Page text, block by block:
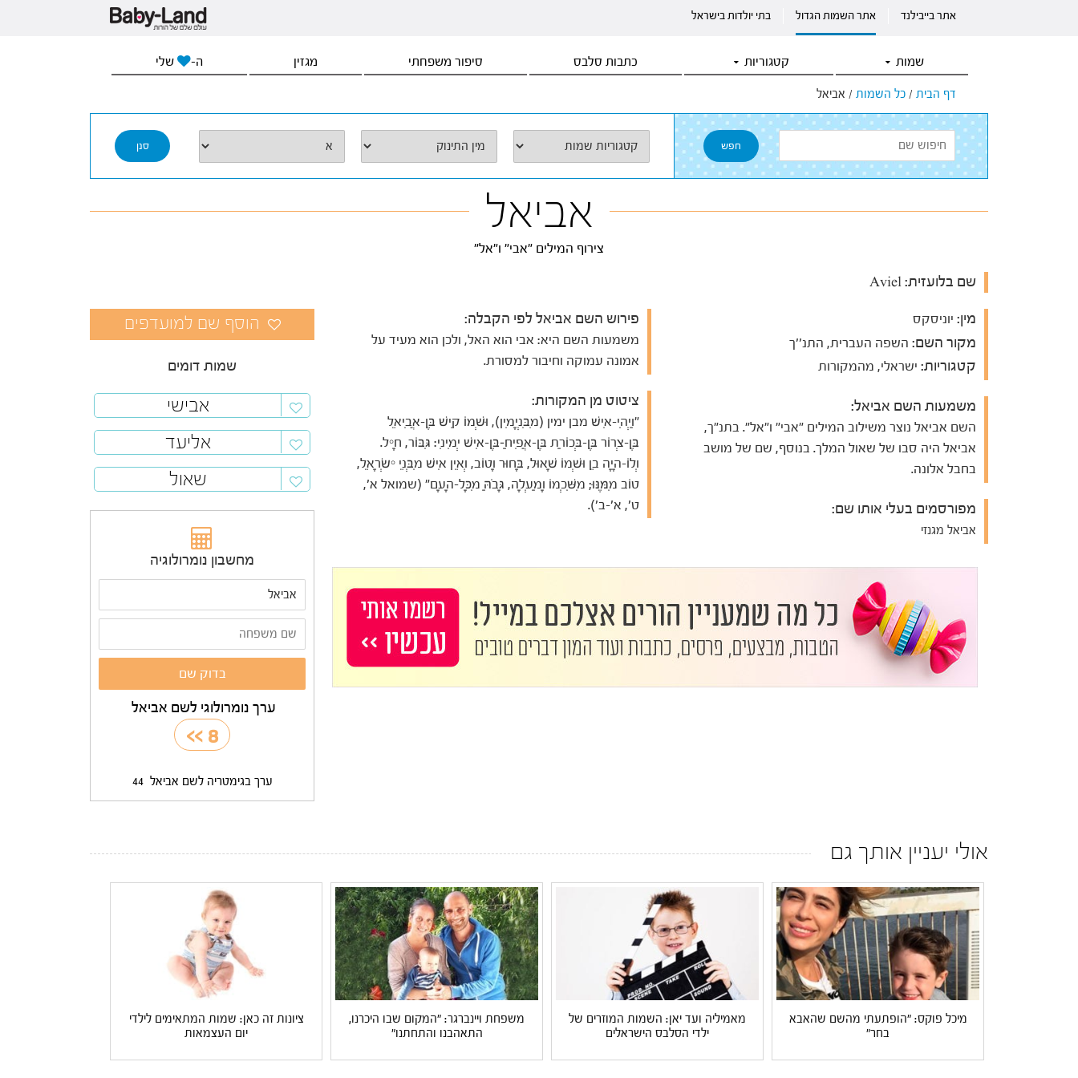
אתר בייבילנד אתר השמות הגדול בתי יולדות בישראל
שמות קטגוריות כתבות סלבס סיפור משפחתי מגזין ה- שלי
דף הבית / כל השמות / אביאל
אביאל
צירוף המילים "אבי" ו"אל"
שם בלועזית:
מין: יוניסקס
מקור השם: השפה העברית, התנ''ך
קטגוריות: ישראלי, מהמקורות
משמעות השם אביאל:
השם אביאל נוצר משילוב המילים "אבי" ו"אל". בתנ"ך,
אביאל היה סבו של שאול המלך. בנוסף, שם של מושב
בחבל אלונה.
מפורסמים בעלי אותו שם:
אביאל מגנזי
פירוש השם אביאל לפי הקבלה:
משמעות השם היא: אבי הוא האל, ולכן הוא מעיד על
אמונה עמוקה וחיבור למסורת.
ציטוט מן המקורות:
"וַיְהִי-אִישׁ מבן ימין (מִבִּנְיָמִין), וּשְׁמוֹ קִישׁ בֶּן-אֲבִיאֵל
בֶּן-צְרוֹר בֶּן-בְּכוֹרַת בֶּן-אֲפִיחַ–בֶּן-אִישׁ יְמִינִי: גִּבּוֹר, חָיִל.
וְלוֹ-הָיָה בֵן וּשְׁמוֹ שָׁאוּל, בָּחוּר וָטוֹב, וְאֵין אִישׁ מִבְּנֵי יִשְׂרָאֵל,
טוֹב מִמֶּנּוּ; מִשִּׁכְמוֹ וָמַעְלָה, גָּבֹהַּ מִכָּל-הָעָם" (שמואל א',
ט', א'-ב').
שמות דומים
אבישי
אליעד
שאול
מחשבון נומרולוגיה
ערך נומרולוגי לשם אביאל
8
>>
ערך בגימטריה לשם אביאל 44
אולי יעניין אותך גם
מיכל פוקס: "הופתעתי מהשם שהאבא
בחר"
מאמיליה ועד יאן: השמות המוזרים של
ילדי הסלבס הישראלים
משפחת ויינברגר: "המקום שבו היכרנו,
התאהבנו והתחתנו"
ציונות זה כאן: שמות המתאימים לילדי
יום העצמאות